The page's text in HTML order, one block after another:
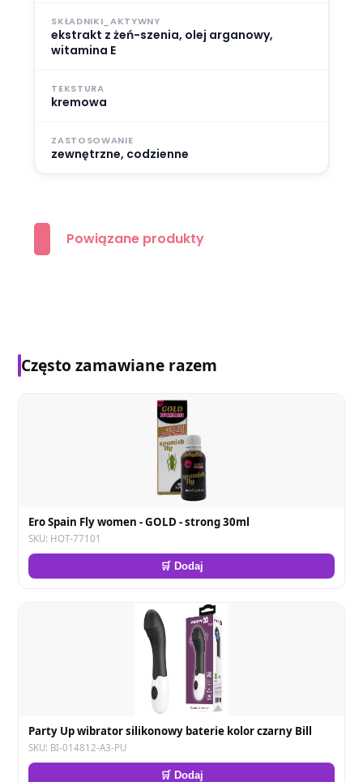
SKŁADNIKI_AKTYWNY
ekstrakt z żeń-szenia, olej arganowy,
witamina E
TEKSTURA
kremowa
ZASTOSOWANIE
zewnętrzne, codzienne
Powiązane produkty
Często zamawiane razem
Ero Spain Fly women - GOLD - strong 30ml
SKU: HOT-77101
🛒 Dodaj
Party Up wibrator silikonowy baterie kolor czarny Bill
SKU: BI-014812-A3-PU
🛒 Dodaj